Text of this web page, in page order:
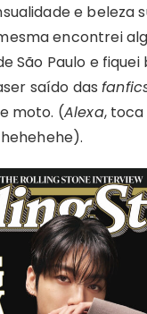
e beleza
encontrei
São Paulo e
saído das
moto. (Alexa, toca